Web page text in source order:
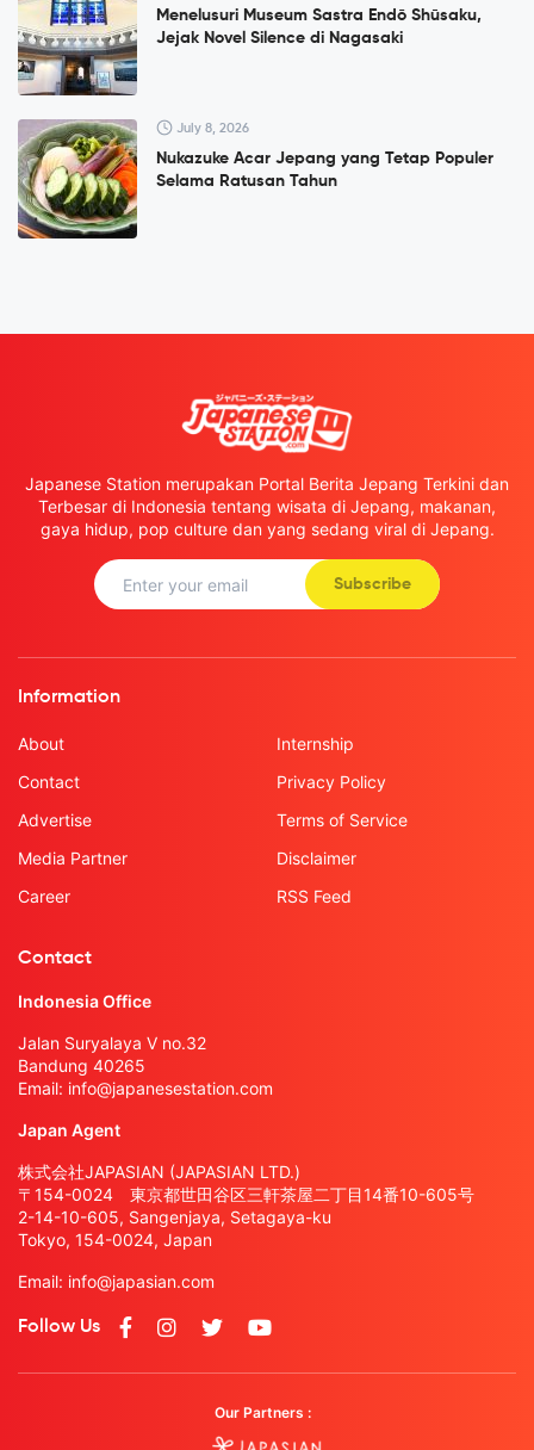
Menelusuri Museum Sastra Endō Shūsaku,
Jejak Novel Silence di Nagasaki
July 8, 2026
Nukazuke Acar Jepang yang Tetap Populer
Selama Ratusan Tahun
Japanese Station merupakan Portal Berita Jepang Terkini dan
Terbesar di Indonesia tentang wisata di Jepang, makanan,
gaya hidup, pop culture dan yang sedang viral di Jepang.
Subscribe
Information
About
Contact
Advertise
Media Partner
Career
Internship
Privacy Policy
Terms of Service
Disclaimer
RSS Feed
Contact
Indonesia Office
Jalan Suryalaya V no.32
Bandung 40265
Email: info@japanesestation.com
Japan Agent
株式会社JAPASIAN (JAPASIAN LTD.)
〒154-0024 東京都世田谷区三軒茶屋二丁目14番10-605号
2-14-10-605, Sangenjaya, Setagaya-ku
Tokyo, 154-0024, Japan
Email: info@japasian.com
Follow Us
Our Partners :